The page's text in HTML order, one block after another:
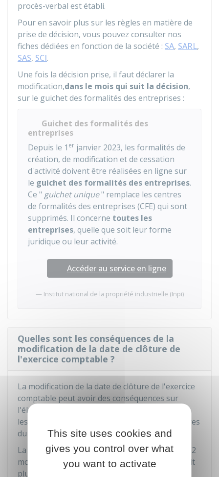
procès-verbal est établi.
Pour en savoir plus sur les règles en matière de
prise de décision, vous pouvez consulter nos
fiches dédiées en fonction de la société : SA, SARL,
SAS, SCI.
Une fois la décision prise, il faut déclarer la
modification,dans le mois qui suit la décision,
sur le guichet des formalités des entreprises :
Guichet des formalités des
entreprises
Depuis le 1 er janvier 2023, les formalités de
création, de modification et de cessation
d'activité doivent être réalisées en ligne sur
le guichet des formalités des entreprises.
Ce " guichet unique" remplace les centres
de formalités des entreprises (CFE) qui sont
supprimés. Il concerne toutes les
entreprises, quelle que soit leur forme
juridique ou leur activité.
Accéder au service en ligne
Institut national de la propriété industrielle (Inpi)
Quelles sont les conséquences de la
modification de la date de clôture de
l'exercice comptable ?
La modification de la date de clôture de l'exercice
comptable peut avoir des conséquences sur
l'élaboration des documents comptables et sur
les mandats des administrateurs ou des membres
du conseil de surveillance (lorsqu'il y en a).
La durée de l'exercice doit initialement être de 12
mois. En revanche, il est toléré que l'exercice soit
plus long ou plus court en cas de modification.
This site uses cookies and
gives you control over what
you want to activate